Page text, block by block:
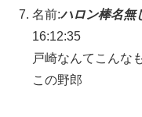
名前:ハロン棒名無
16:12:35
戸崎なんてこんな
この野郎